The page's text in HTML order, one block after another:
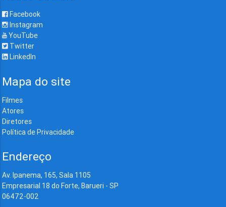
Facebook
Instagram
YouTube
Twitter
LinkedIn
Mapa do site
Filmes
Atores
Diretores
Política de Privacidade
Endereço
Av. Ipanema, 165, Sala 1105
Empresarial 18 do Forte, Barueri - SP
06472-002